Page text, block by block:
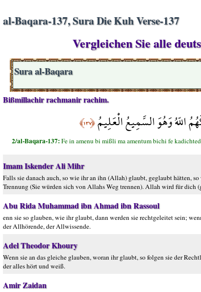
al-Baqara-137, Sura Die Kuh Verse-137
Vergleichen Sie alle
Sura al-Baqara
Bißmillachir rachmanir rachim.
اللّهُ وَهُوَ السَّمِيعُ الْعَلِيمُ﴿١٣٧﴾
2/al-Baqara-137:Fe in amenu bi mißli ma amentum bichi fe
Imam Iskender Ali Mihr
Falls sie danach auch, so wie ihr an ihn (Allah) glaubt, geglaubt hätten,
Trennung (Sie würden sich von Allahs Weg trennen). Allah wird für dich
Abu Rida Muhammad ibn Ahmad ibn Rassoul
enn sie so glauben, wie ihr glaubt, dann werden sie rechtgeleitet sein;
der Allhörende, der Allwissende.
Adel Theodor Khoury
Wenn sie an das gleiche glauben, woran ihr glaubt, so folgen sie der
der alles hört und weiß.
Amir Zaidan